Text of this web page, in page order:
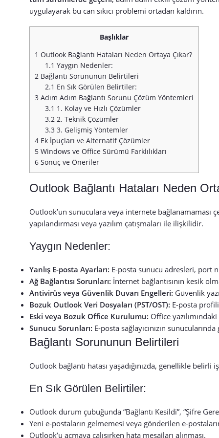
uygulayarak bu can sıkıcı problemi ortadan kaldırın.
Başlıklar
1 Outlook Bağlantı Hataları Neden Ortaya Çıkar?
1.1 Yaygın Nedenler:
2 Bağlantı Sorununun Belirtileri
2.1 En Sık Görülen Belirtiler:
3 Adım Adım Bağlantı Sorunu Çözüm Yöntemleri
3.1 1. Kolay ve Hızlı Çözümler
3.2 2. Teknik Çözümler
3.3 3. Gelişmiş Yöntemler
4 Ek İpuçları ve Alternatif Çözümler
5 Windows ve Office Sürümü Farklılıkları
6 Sonuç ve Öneriler
Outlook Bağlantı Hataları Neden
Outlook’un sunuculara veya internete bağlanamaması
yapılandırması veya yazılım çatışmaları ile ilişkilidir.
Yaygın Nedenler:
Yanlış E-posta Ayarları: E-posta sunucu adresleri, port
Ağ Bağlantısı Sorunları: İnternet bağlantısının kesik
Antivirüs veya Güvenlik Duvarı Engelleri: Güvenlik
Bozuk Outlook Veri Dosyaları (PST/OST): E-posta
Eski veya Bozuk Office Kurulumu: Office
Sunucu Sorunları: E-posta sağlayıcınızın
Bağlantı Sorununun Belirtileri
Outlook bağlantı hatası yaşadığınızda, genellikle
En Sık Görülen Belirtiler:
Outlook durum çubuğunda “Bağlantı Kesildi”, “Şifre
Yeni e-postaların gelmemesi veya gönderilen e-
Outlook’u açmaya çalışırken hata mesajları alınması.